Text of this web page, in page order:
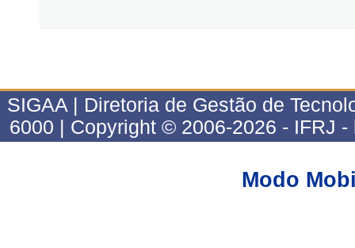
SIGAA | Diretoria de Gestão de
6000 | Copyright © 2006-2026 - IFRJ
Modo